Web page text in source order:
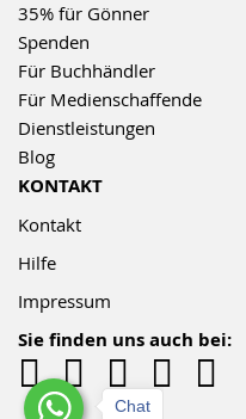
35% für Gönner
Spenden
Für Buchhändler
Für Medienschaffende
Dienstleistungen
Blog
KONTAKT
Kontakt
Hilfe
Impressum
Sie finden uns auch bei:
Chat